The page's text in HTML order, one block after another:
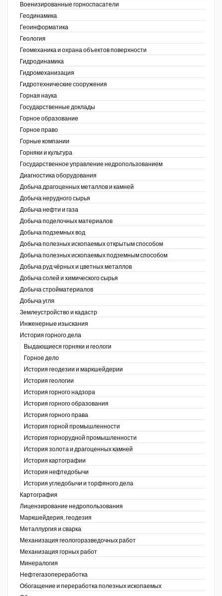
Военизированные горноспасатели
Геодинамика
Геоинформатика
Геология
Геомеханика и охрана объектов поверхности
Гидродинамика
Гидромеханизация
Гидротехнические сооружения
Горная наука
Государственные доклады
Горное образование
Горное право
Горные компании
Горняки и культура
Государственное управление недропользованием
Диагностика оборудования
Добыча драгоценных металлов и камней
Добыча нерудного сырья
Добыча нефти и газа
Добыча поделочных материалов
Добыча подземных вод
Добыча полезных ископаемых открытым способом
Добыча полезных ископаемых подземным способом
Добыча руд чёрных и цветных металлов
Добыча солей и химического сырья
Добыча стройматериалов
Добыча угля
Землеустройство и кадастр
Инженерные изыскания
История горного дела
Выдающиеся горняки и геологи
Горное дело
История геодезии и маркшейдерии
История геологии
История горного надзора
История горного образования
История горного права
История горной промышленности
История горнорудной промышленности
История золота и драгоценных камней
История картографии
История нефтедобычи
История угледобычи и торфяного дела
Картография
Лицензирование недропользования
Маркшейдерия, геодезия
Металлургия и сварка
Механизация геологоразведочных работ
Механизация горных работ
Минералогия
Нефтегазопереработка
Обогащение и переработка полезных ископаемых
НефтьГазПраво
Разведка и охрана недр
Стандарт качества
Уголь Кузбасса
Химагрегаты
Coal People Magazine
PWC